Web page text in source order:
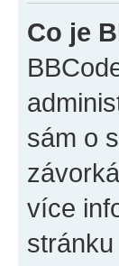
Co je
sám o
více